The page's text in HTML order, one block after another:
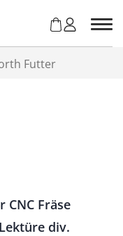
Futter
Fräse
div.